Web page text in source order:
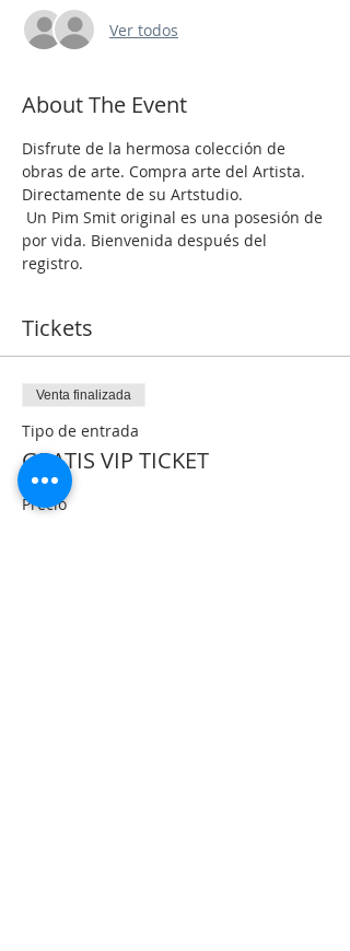
Ver todos
About The Event
Disfrute de la hermosa colección de
obras de arte. Compra arte del Artista.
Directamente de su Artstudio.
por vida. Bienvenida después del
registro.
Tickets
Venta finalizada
Tipo de entrada
GRATIS VIP TICKET
Precio